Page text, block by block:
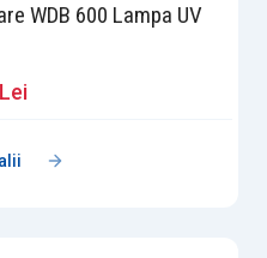
WDB 600 Lampa UV